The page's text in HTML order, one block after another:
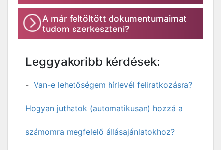
A már feltöltött dokumentumaimat
tudom szerkeszteni?
Leggyakoribb kérdések:
Van-e lehetőségem hírlevél feliratkozásra?
Hogyan juthatok (automatikusan) hozzá a
számomra megfelelő állásajánlatokhoz?